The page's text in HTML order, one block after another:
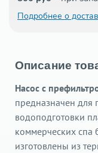
Подробнее о
Описание
Насос с
предназначен для
водоподготовки
коммерческих спа
изготовлены из